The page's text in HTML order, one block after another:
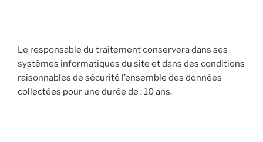
Le responsable du traitement conservera dans ses
systèmes informatiques du site et dans des conditions
raisonnables de sécurité l’ensemble des données
collectées pour une durée de : 10 ans.